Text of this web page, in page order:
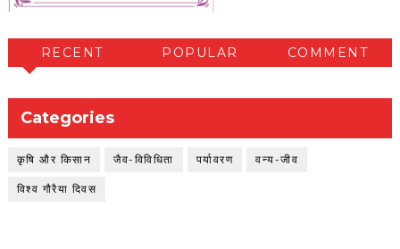
RECENT POPULAR COMMENT
Categories
कृषि और किसान जैव-विविधिता पर्यावरण वन्य-जीव
विश्व गौरैया दिवस